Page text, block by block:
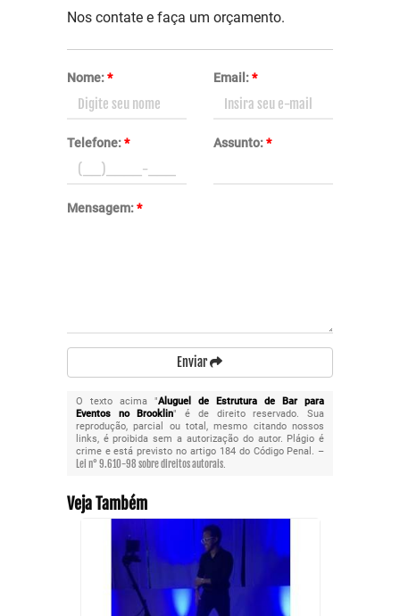
Nos contate e faça um orçamento.
Nome:* Email:*
Telefone:* Assunto:*
Mensagem:*
Enviar
O texto acima "Aluguel de Estrutura de Bar para
Eventos no Brooklin" é de direito reservado. Sua
reprodução, parcial ou total, mesmo citando nossos
links, é proibida sem a autorização do autor. Plágio é
crime e está previsto no artigo 184 do Código Penal. –
Lei n° 9.610-98 sobre direitos autorais.
Veja Também